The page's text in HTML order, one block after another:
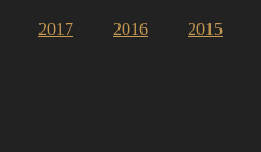
2017 2016 2015